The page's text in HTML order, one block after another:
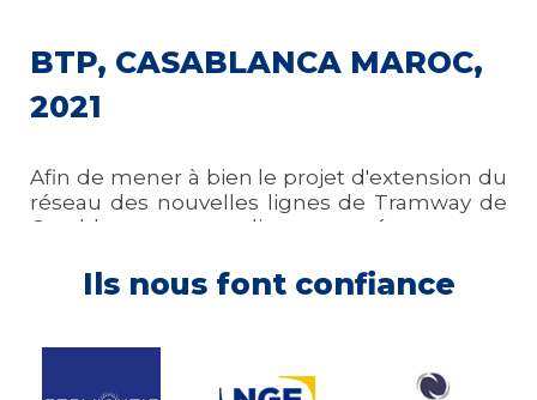
BTP, CASABLANCA MAROC,
2021
Afin de mener à bien le projet d'extension du
réseau des nouvelles lignes de Tramway de
Casablanca, notre client a opté pour une
Découvrez plus
Ils nous font confiance